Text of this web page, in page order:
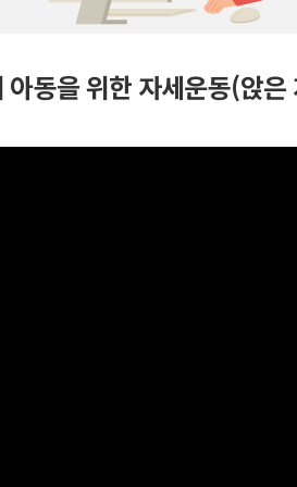
동을 위한 자세운동(앉은